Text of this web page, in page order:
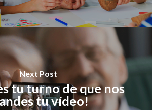
Next Post
tu turno de que nos
tu vídeo!